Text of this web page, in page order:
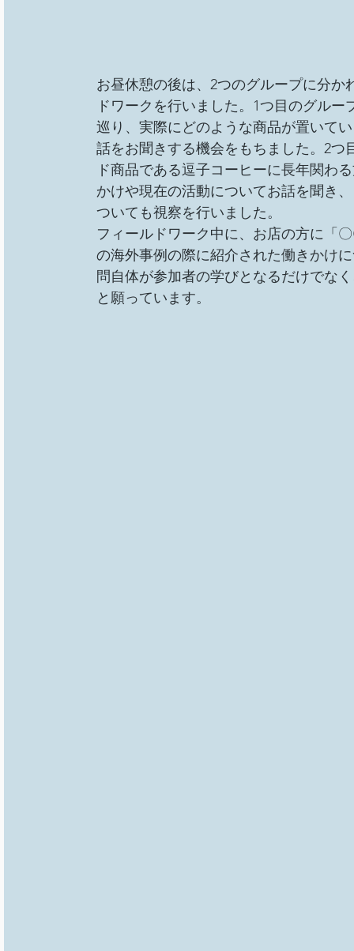
お昼休憩の後は、2つのグループに分
ドワークを行いました。1つ目のグル
巡り、実際にどのような商品が置いて
話をお聞きする機会をもちました。2
ド商品である逗子コーヒーに長年関わ
かけや現在の活動についてお話を聞き
ついても視察を行いました。
フィールドワーク中に、お店の方に「
の海外事例の際に紹介された働きかけ
問自体が参加者の学びとなるだけでな
と願っています。